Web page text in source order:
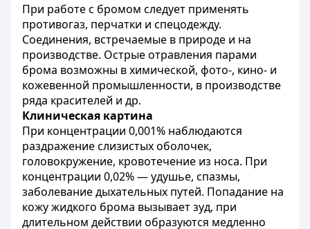
При работе с бромом следует применять
противогаз, перчатки и спецодежду.
Соединения, встречаемые в природе и на
производстве. Острые отравления парами
брома возможны в химической, фото-, кино- и
кожевенной промышленности, в производстве
ряда красителей и др.
Клиническая картина
При концентрации 0,001% наблюдаются
раздражение слизистых оболочек,
головокружение, кровотечение из носа. При
концентрации 0,02% — удушье, спазмы,
заболевание дыхательных путей. Попадание на
кожу жидкого брома вызывает зуд, при
длительном действии образуются медленно